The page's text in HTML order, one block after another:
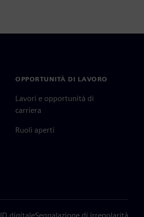
OPPORTUNITÀ DI LAVORO
Lavori e opportunità di
carriera
Ruoli aperti